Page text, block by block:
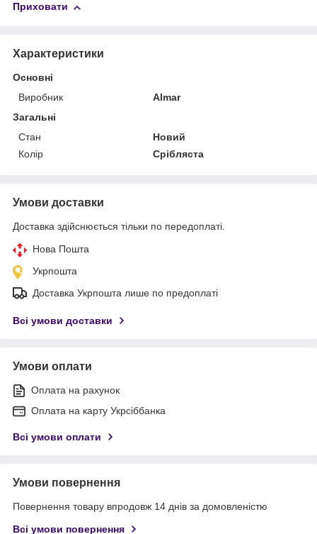
Приховати
Характеристики
Основні
Виробник
Almar
Загальні
Стан
Новий
Колір
Срібляста
Умови доставки
Доставка здійснюється тільки по передоплаті.
Нова Пошта
Укрпошта
Доставка Укрпошта лише по предоплаті
Всі умови доставки
Умови оплати
Оплата на рахунок
Оплата на карту Укрсіббанка
Всі умови оплати
Умови повернення
Повернення товару впродовж 14 днів за домовленістю
Всі умови повернення